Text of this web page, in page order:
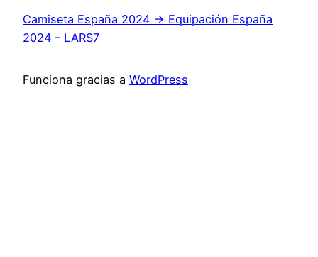
Camiseta España 2024 → Equipación España
2024 – LARS7
Funciona gracias a WordPress